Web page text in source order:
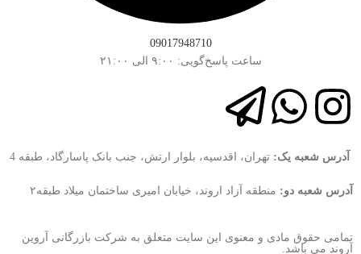
09017948710
ساعت پاسخ‌گویی: ۹:۰۰ الی ۲۱:۰۰
آدرس شعبه یک: تهران، اقدسیه، بلوار ارتش، جنب بانک پاسارگاد، طبقه 4
آدرس شعبه دو: منطقه آزاد اروند، خیابان امیری ساختمان میلاد طبقه۲
تمامی حقوق مادی و معنوی این سایت متعلق به شرکت بازرگانی آروین
آروند می باشد.